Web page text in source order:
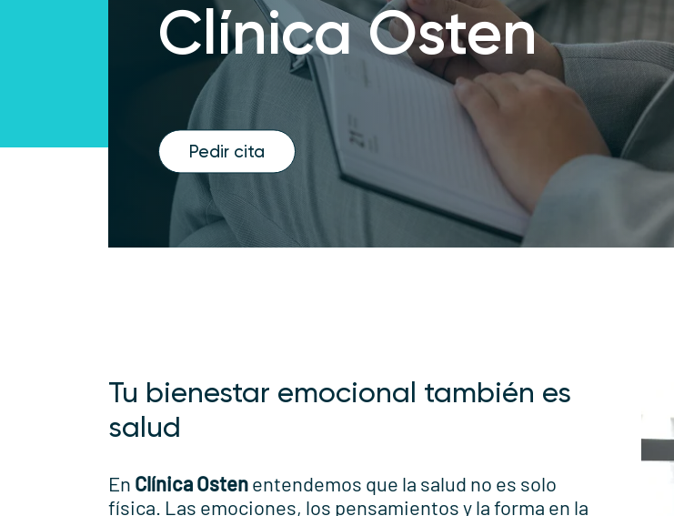
Clínica Osten
Pedir cita
Tu bienestar emocional también es
salud
En Clínica Ostenentendemos que la salud no es solo
física. Las emociones, los pensamientos y la forma en la